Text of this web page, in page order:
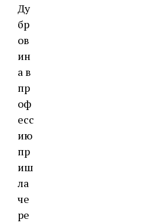
Ду
бр
ов
ин
а в
пр
оф
есс
ию
пр
иш
ла
че
ре